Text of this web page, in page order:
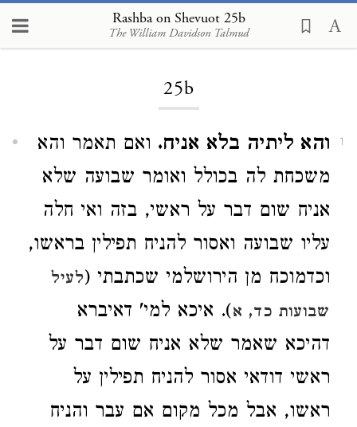
Rashba on Shevuot 25b
The William Davidson Talmud
Loading...
25b
1 והא ליתיה בלא אניח. ואם תאמר והא
משכחת לה בכולל ואומר שבועה שלא
אניח שום דבר על ראשי, בזה ואי חלה
עליו שבועה ואסור להניח תפילין בראשו,
וכדמוכח מן הירושלמי שכתבתי (לעיל
שבועות כד, א). איכא למי' דאיברא
דהיכא שאמר שלא אניח שום דבר על
ראשי דודאי אסור להניח תפילין על
ראשו, אבל מכל מקום אם עבר והניח